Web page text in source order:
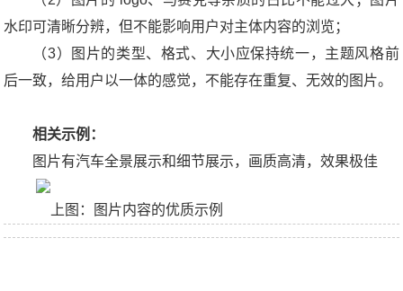
水印可清晰分辨，但不能影响用户对主体内容的浏览；
（3）图片的类型、格式、大小应保持统一，主题风格前
后一致，给用户以一体的感觉，不能存在重复、无效的图片。
相关示例：
图片有汽车全景展示和细节展示，画质高清，效果极佳
上图：图片内容的优质示例